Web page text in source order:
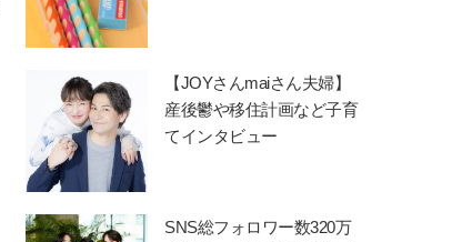
【JOYさんmaiさん夫婦】
産後鬱や移住計画など子育
てインタビュー
SNS総フォロワー数320万